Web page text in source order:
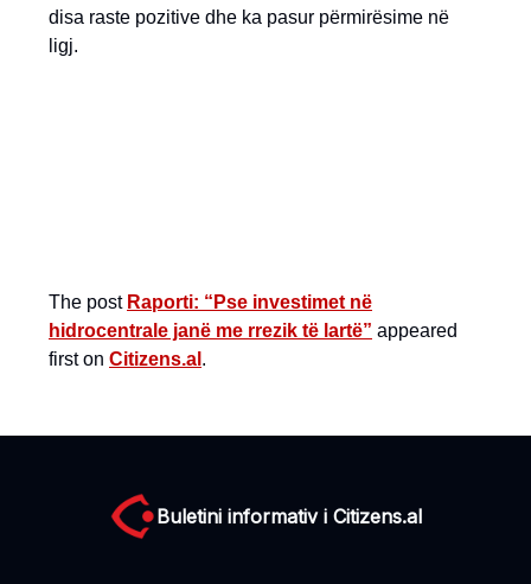
disa raste pozitive dhe ka pasur përmirësime në
ligj.
The post Raporti: “Pse investimet në
hidrocentrale janë me rrezik të lartë” appeared
first on Citizens.al .
Buletini informativ i Citizens.al